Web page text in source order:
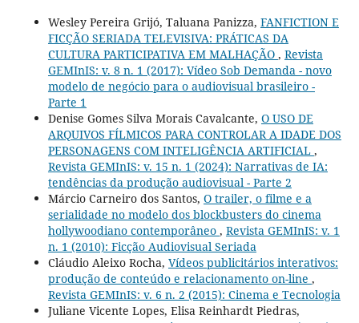
Wesley Pereira Grijó, Taluana Panizza, FANFICTION E
FICÇÃO SERIADA TELEVISIVA: PRÁTICAS DA
CULTURA PARTICIPATIVA EM MALHAÇÃO , Revista
GEMInIS: v. 8 n. 1 (2017): Vídeo Sob Demanda - novo
modelo de negócio para o audiovisual brasileiro -
Parte 1
Denise Gomes Silva Morais Cavalcante, O USO DE
ARQUIVOS FÍLMICOS PARA CONTROLAR A IDADE DOS
PERSONAGENS COM INTELIGÊNCIA ARTIFICIAL ,
Revista GEMInIS: v. 15 n. 1 (2024): Narrativas de IA:
tendências da produção audiovisual - Parte 2
Márcio Carneiro dos Santos, O trailer, o filme e a
serialidade no modelo dos blockbusters do cinema
hollywoodiano contemporâneo , Revista GEMInIS: v. 1
n. 1 (2010): Ficção Audiovisual Seriada
Cláudio Aleixo Rocha, Vídeos publicitários interativos:
produção de conteúdo e relacionamento on-line ,
Revista GEMInIS: v. 6 n. 2 (2015): Cinema e Tecnologia
Juliane Vicente Lopes, Elisa Reinhardt Piedras,